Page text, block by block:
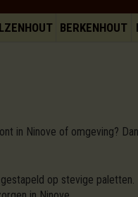
BERKENHOUT
in Ninove of omgeving?
op stevige